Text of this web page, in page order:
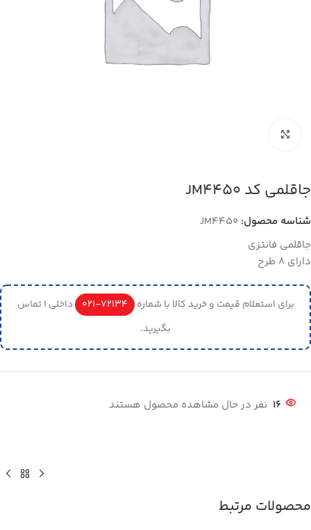
جاقلمی کد JM4450
شناسه محصول: JM4450
جاقلمی فانتزی
دارای 8 طرح
برای استعلام قیمت و خرید کالا با شماره 72134-021
داخلی 1 تماس
بگیرید.
16 نفر در حال مشاهده محصول هستند
محصولات مرتبط